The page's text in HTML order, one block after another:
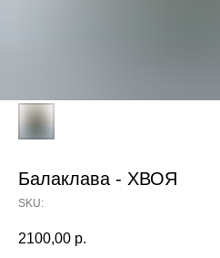
Балаклава - ХВОЯ
SKU:
2100,00 р.